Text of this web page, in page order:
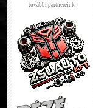
további partnereink :